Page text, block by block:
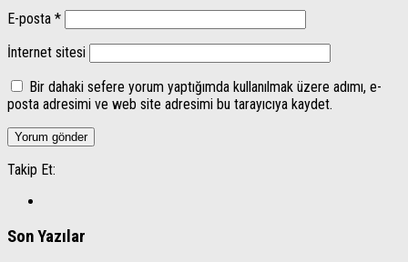
E-posta *
İnternet sitesi
Bir dahaki sefere yorum yaptığımda kullanılmak üzere adımı, e-
posta adresimi ve web site adresimi bu tarayıcıya kaydet.
Takip Et:
Son Yazılar